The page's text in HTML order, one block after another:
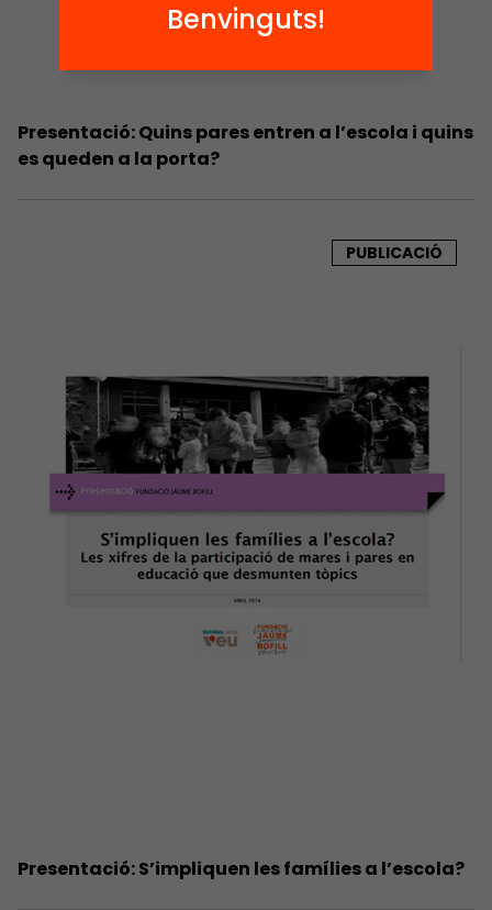
Presentació: Quins pares entren a l’escola i quins
es queden a la porta?
PUBLICACIÓ
Presentació: S’impliquen les famílies a l’escola?
Benvinguts!